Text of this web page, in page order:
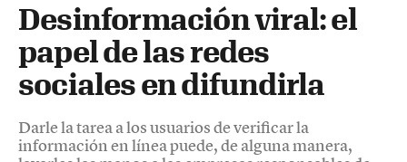
Desinformación viral: el
papel de las redes
sociales en difundirla
Darle la tarea a los usuarios de verificar la
información en línea puede, de alguna manera,